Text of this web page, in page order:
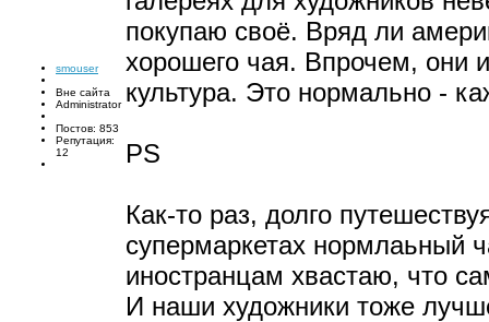
smouser
Вне сайта
Administrator
Постов: 853
Репутация:
12
покупаю своё. Вряд ли
хорошего чая. Впрочем, они
культура. Это нормально -
PS
Как-то раз, долго
супермаркетах нормлаьный
иностранцам хвастаю, что
И наши художники тоже